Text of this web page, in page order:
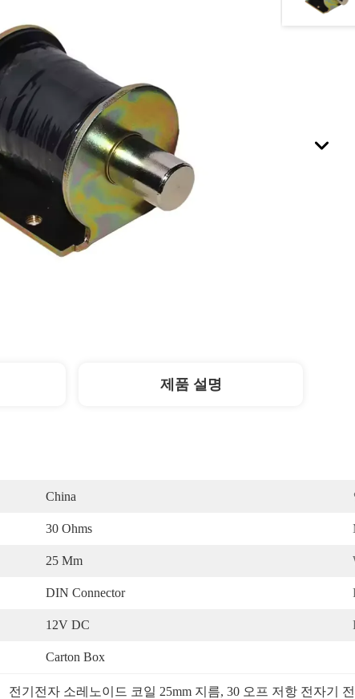
제품 설명
China
30 Ohms
25 Mm
DIN Connector
12V DC
Carton Box
전기전자 소레노이드 코일 25mm 지름, 30 오프 저항 전자기